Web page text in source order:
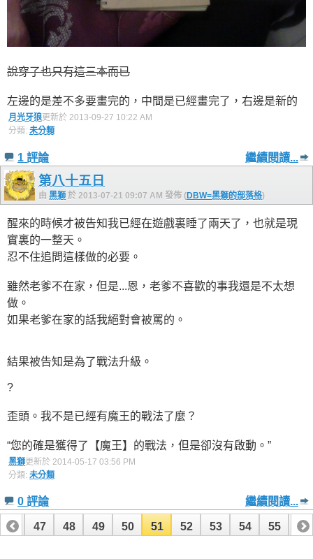
說穿了也只有這三本而已
左邊的是差不多要畫完的，中間是已經畫完了，右邊是新的
月光牙狼更新於 2013-09-27 10:22 AM
分類: 未分類
1 評論 繼續閱讀...
第八十五日
由 黑獅 於 2013-07-21 09:07 AM 發佈 (DBW=黑獅的部落格)
醒來的時候才被告知我已經在遊戲裏睡了兩天了，也就是現
實裏的一整天。
忍不住追問這樣做的必要。
雖然老爹不在家，但是...恩，老爹不喜歡的事我還是不太想
做。
如果老爹在家的話我絕對會被罵的。
結果被告知是為了戰法升級。
?
歪頭。我不是已經有魔王的戰法了麼？
“您的確是獲得了【魔王】的戰法，但是卻沒有啟動。”
黑獅更新於 2014-05-17 03:56 PM
分類: 未分類
0 評論 繼續閱讀...
46 47 48 49 50 51 52 53 54 55 56